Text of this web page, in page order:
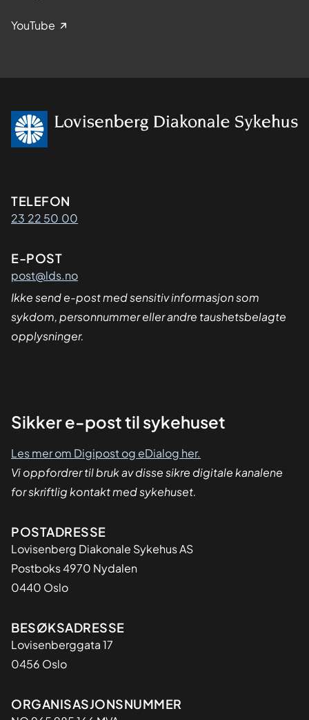
YouTube
Kontaktinformasjon
TELEFON
23 22 50 00
E-POST
post@lds.no
Ikke send e-post med sensitiv informasjon som
sykdom, personnummer eller andre taushetsbelagte
opplysninger.
Sikker
Sikker e-post til sykehuset
Les mer om Digipost og eDialog her.
Vi oppfordrer til bruk av disse sikre digitale kanalene
for skriftlig kontakt med sykehuset.
Adresse
POSTADRESSE
Lovisenberg Diakonale Sykehus AS
Postboks 4970 Nydalen
0440 Oslo
BESØKSADRESSE
Lovisenberggata 17
0456 Oslo
Organisasjon
ORGANISASJONSNUMMER